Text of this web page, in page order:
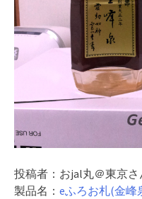
投稿者：おjal丸＠東京さ
製品名： eふろお札(金峰